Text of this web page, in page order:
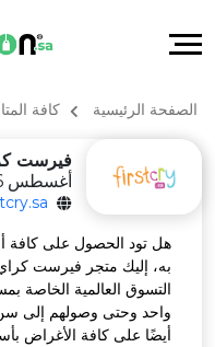
الرئيسية كافة المتاجر
فيرست كراي
أغسطس 2026
firstcry.sa
تود الحصول على كافة
إليك متجر فيرست كراي.
العالمية الخاصة
وحتى وصولهم إلى سن
على كافة الأغراض بأسعار